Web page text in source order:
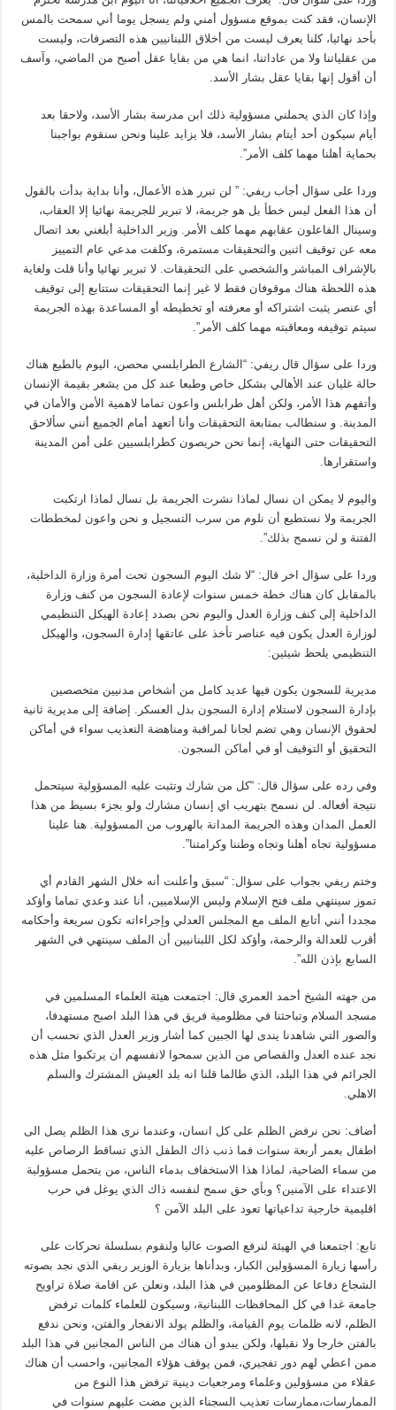
الإنسان، فقد كنت بموقع مسؤول أمني ولم يسجل يوما أني سمحت بالمس
بأحد نهائيا، كلنا يعرف ليست من أخلاق اللبنانيين هذه التصرفات، وليست
من عقلياتنا ولا من عاداتنا، انما هي من بقايا عقل أصبح من الماضي، وآسف
أن أقول إنها بقايا عقل بشار الأسد.
وإذا كان الذي يحملني مسؤولية ذلك ابن مدرسة بشار الأسد، ولاحقا بعد
أيام سيكون أحد أيتام بشار الأسد، فلا يزايد علينا ونحن سنقوم بواجبنا
بحماية أهلنا مهما كلف الأمر”.
وردا على سؤال أجاب ريفي: ” لن تبرر هذه الأعمال، وأنا بداية بدأت بالقول
أن هذا الفعل ليس خطأ بل هو جريمة، لا تبرير للجريمة نهائيا إلا العقاب،
وسينال الفاعلون عقابهم مهما كلف الأمر. وزير الداخلية أبلغني بعد اتصال
معه عن توقيف اثنين والتحقيقات مستمرة، وكلفت مدعي عام التمييز
بالإشراف المباشر والشخصي على التحقيقات. لا تبرير نهائيا وأنا قلت ولغاية
هذه اللحظة هناك موقوفان فقط لا غير إنما التحقيقات ستتابع إلى توقيف
أي عنصر يثبت اشتراكه أو معرفته أو تخطيطه أو المساعدة بهذه الجريمة
سيتم توقيفه ومعاقبته مهما كلف الأمر”.
وردا على سؤال قال ريفي: “الشارع الطرابلسي محصن، اليوم بالطبع هناك
حالة غليان عند الأهالي بشكل خاص وطبعا عند كل من يشعر بقيمة الإنسان
وأتفهم هذا الأمر، ولكن أهل طرابلس واعون تماما لاهمية الأمن والأمان في
المدينة. و سنطالب بمتابعة التحقيقات وأنا أتعهد أمام الجميع أنني سألاحق
التحقيقات حتى النهاية، إنما نحن حريصون كطرابلسيين على أمن المدينة
واستقرارها.
واليوم لا يمكن ان نسال لماذا نشرت الجريمة بل نسال لماذا ارتكبت
الجريمة ولا نستطيع أن نلوم من سرب التسجيل و نحن واعون لمخططات
الفتنة و لن نسمح بذلك”.
وردا على سؤال اخر قال: “لا شك اليوم السجون تحت أمرة وزارة الداخلية،
بالمقابل كان هناك خطة خمس سنوات لإعادة السجون من كنف وزارة
الداخلية إلى كنف وزارة العدل واليوم نحن بصدد إعادة الهيكل التنظيمي
لوزارة العدل يكون فيه عناصر تأخذ على عاتقها إدارة السجون، والهيكل
التنظيمي يلحظ شيئين:
مديرية للسجون يكون فيها عديد كامل من أشخاص مدنيين متخصصين
بإدارة السجون لاستلام إدارة السجون بدل العسكر. إضافة إلى مديرية ثانية
لحقوق الإنسان وهي تضم لجانا لمراقبة ومناهضة التعذيب سواء في أماكن
التحقيق أو التوقيف أو في أماكن السجون.
وفي رده على سؤال قال: “كل من شارك وتثبت عليه المسؤولية سيتحمل
نتيجة أفعاله. لن نسمح بتهريب اي إنسان مشارك ولو بجزء بسيط من هذا
العمل المدان وهذه الجريمة المدانة بالهروب من المسؤولية. هنا علينا
مسؤولية تجاه أهلنا وتجاه وطننا وكرامتنا”.
وختم ريفي بجواب على سؤال: “سبق وأعلنت أنه خلال الشهر القادم أي
تموز سينتهي ملف فتح الإسلام وليس الإسلاميين، أنا عند وعدي تماما وأؤكد
مجددا أنني أتابع الملف مع المجلس العدلي وإجراءاته تكون سريعة وأحكامه
أقرب للعدالة والرحمة، وأؤكد لكل اللبنانيين أن الملف سينتهي في الشهر
السابع بإذن الله”.
من جهته الشيخ أحمد العمري قال: اجتمعت هيئة العلماء المسلمين في
مسجد السلام وتباحثنا في مظلومية فريق في هذا البلد اصبح مستهدفا،
والصور التي شاهدنا يندى لها الجبين كما أشار وزير العدل الذي نحسب أن
نجد عنده العدل والقصاص من الذين سمحوا لانفسهم أن يرتكبوا مثل هذه
الجرائم في هذا البلد، الذي طالما قلنا انه بلد العيش المشترك والسلم
الاهلي.
أضاف: نحن نرفض الظلم على كل انسان، وعندما نرى هذا الظلم يصل الى
اطفال بعمر أربعة سنوات فما ذنب ذاك الطفل الذي تساقط الرصاص عليه
من سماء الضاحية، لماذا هذا الاستخفاف بدماء الناس، من يتحمل مسؤولية
الاعتداء على الآمنين؟ وبأي حق سمح لنفسه ذاك الذي يوغل في حرب
اقليمية خارجية تداعياتها تعود على البلد الآمن ؟
تابع: اجتمعنا في الهيئة لنرفع الصوت عاليا ولنقوم بسلسلة تحركات على
رأسها زيارة المسؤولين الكبار، وبدأناها بزيارة الوزير ريفي الذي نجد بصوته
الشجاع دفاعا عن المظلومين في هذا البلد، ونعلن عن اقامة صلاة تراويح
جامعة غدا في كل المحافظات اللبنانية، وسيكون للعلماء كلمات ترفض
الظلم، لانه ظلمات يوم القيامة، والظلم يولد الانفجار والفتن، ونحن ندفع
بالفتن خارجا ولا نقبلها، ولكن يبدو أن هناك من الناس المجانين في هذا البلد
ممن اعطي لهم دور تفجيري، فمن يوقف هؤلاء المجانين، واحسب أن هناك
عقلاء من مسؤولين وعلماء ومرجعيات دينية ترفض هذا النوع من
الممارسات،ممارسات تعذيب السجناء الذين مضت عليهم سنوات في